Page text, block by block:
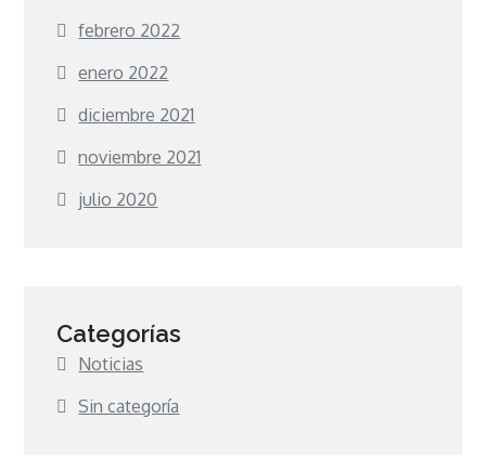
febrero 2022
enero 2022
diciembre 2021
noviembre 2021
julio 2020
Categorías
Noticias
Sin categoría